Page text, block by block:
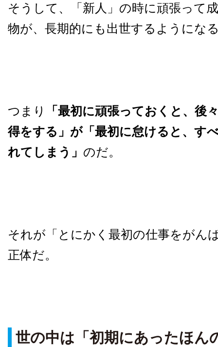
そうして、「新人」の時に頑張って
物が、長期的にも出世するようにな
つまり
「最初に頑張っておくと、後
得をする」が「最初に怠けると、す
れてしまう」 のだ。
それが「とにかく最初の仕事をがん
正体だ。
世の中は「初期にあったほん